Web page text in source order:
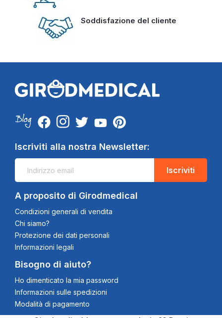
Soddisfazione del cliente
Iscriviti alla nostra Newsletter:
Iscriviti
A proposito di Girodmedical
Condizioni generali di vendita
Chi siamo?
Protezione dei dati personali
Informazioni legali
Bisogno di aiuto?
Ho dimenticato la mia password
Informazioni sulle spedizioni
Modalità di pagamento